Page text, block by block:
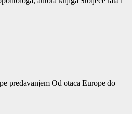
predavanjem Od otaca Europe do